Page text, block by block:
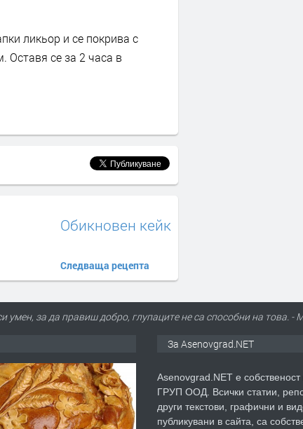
ликьор и се покрива с
Оставя се за 2 часа в
Обикновен кейк
Следваща рецепта
умен, за да правиш добро, глупаците не са способни на това.
За Asenovgrad.NET
Asenovgrad.NET е
ГРУП ООД. Всички статии,
други текстови, графични и
публикувани в сайта, са